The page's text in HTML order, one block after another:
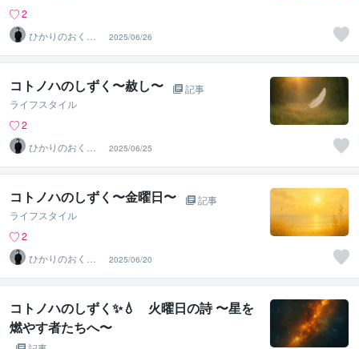
2
ひかりのおくり
て〜SinMa〜
2025/06/26
コトノハのしずく〜赦し〜
記事
ライフスタイル
2
ひかりのおくり
て〜SinMa〜
2025/06/25
コトノハのしずく〜金曜日〜
記事
ライフスタイル
2
ひかりのおくり
て〜SinMa〜
2025/06/20
コトノハのしずく✨💧 火曜日の詩 〜星を
燃やす者たちへ〜